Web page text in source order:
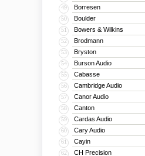
49 Borresen
50 Boulder
51 Bowers & Wilkins
52 Brodmann
53 Bryston
54 Burson Audio
55 Cabasse
56 Cambridge Audio
57 Canor Audio
58 Canton
59 Cardas Audio
60 Cary Audio
61 Cayin
62 CH Precision